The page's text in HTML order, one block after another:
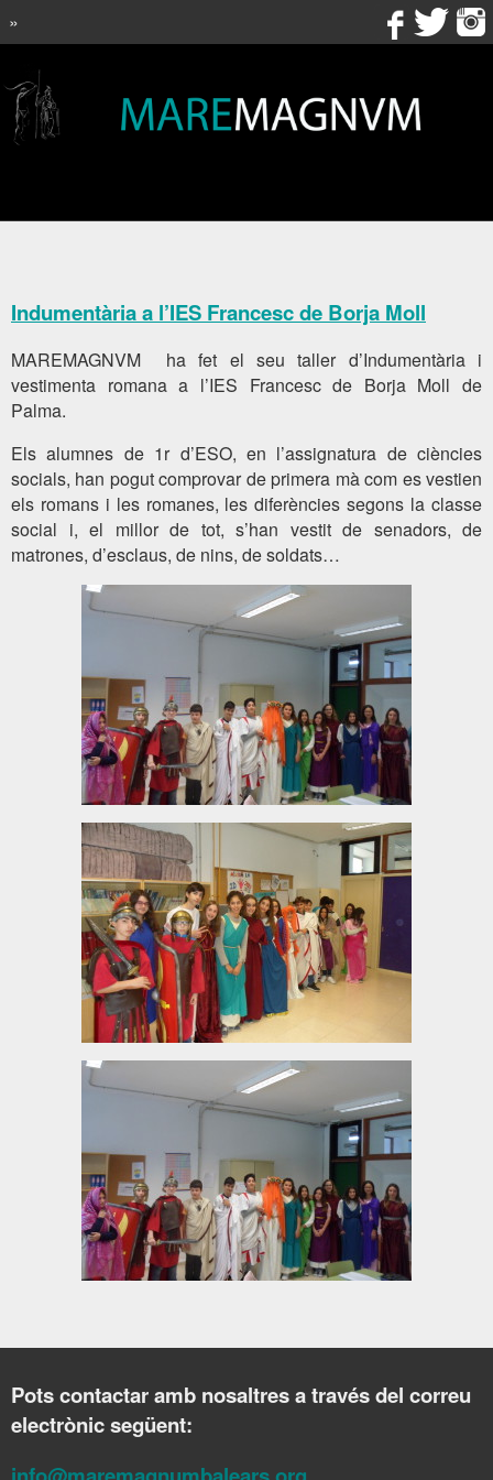
»
Indumentària a l’IES Francesc de Borja Moll
MAREMAGNVM ha fet el seu taller d’Indumentària i
vestimenta romana a l’IES Francesc de Borja Moll de
Palma.
Els alumnes de 1r d’ESO, en l’assignatura de ciències
socials, han pogut comprovar de primera mà com es vestien
els romans i les romanes, les diferències segons la classe
social i, el millor de tot, s’han vestit de senadors, de
matrones, d’esclaus, de nins, de soldats…
Pots contactar amb nosaltres a través del correu
electrònic següent: